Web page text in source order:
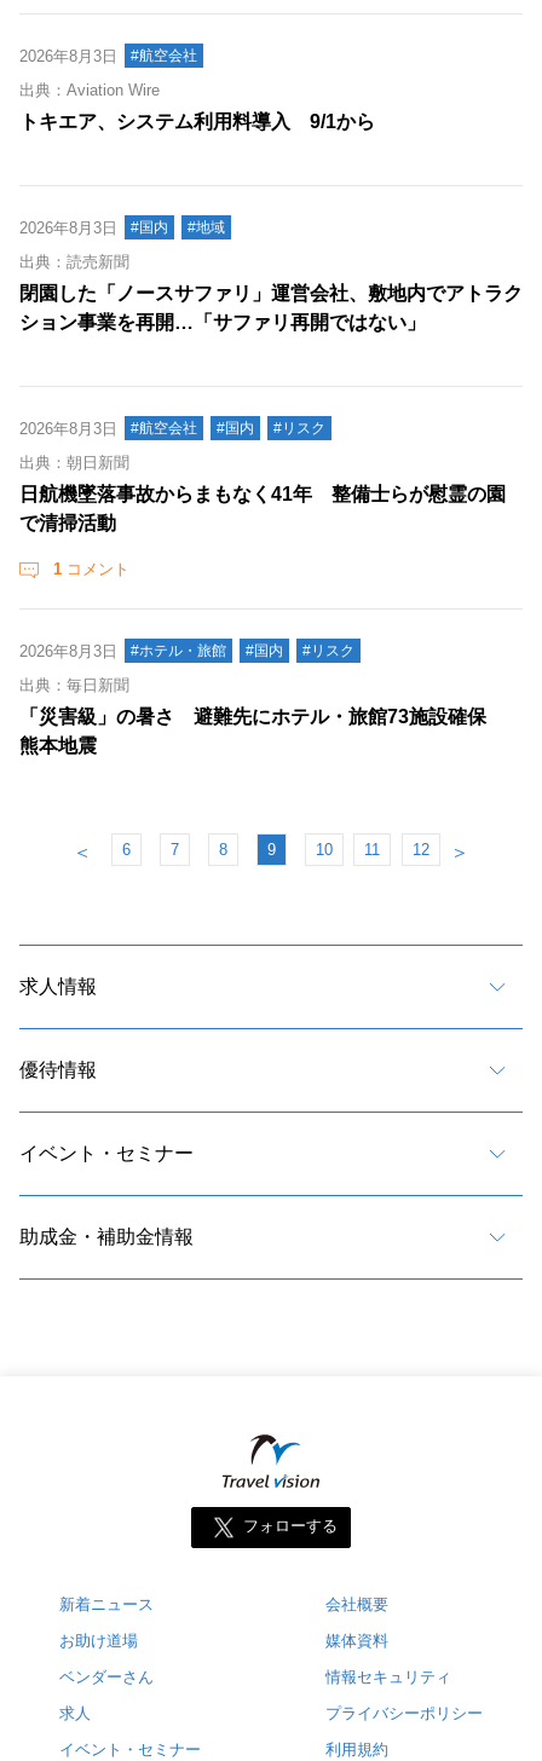
2026年8月3日 #航空会社
出典：Aviation Wire
トキエア、システム利用料導入 9/1から
2026年8月3日 #国内 #地域
出典：読売新聞
閉園した「ノースサファリ」運営会社、敷地内でアトラク
ション事業を再開…「サファリ再開ではない」
2026年8月3日 #航空会社 #国内 #リスク
出典：朝日新聞
日航機墜落事故からまもなく41年 整備士らが慰霊の園
で清掃活動
1 コメント
2026年8月3日 #ホテル・旅館 #国内 #リスク
出典：毎日新聞
「災害級」の暑さ 避難先にホテル・旅館73施設確保
熊本地震
＜ 6 7 8 9 10 11 12 ＞
求人情報
優待情報
イベント・セミナー
助成金・補助金情報
フォローする
新着ニュース
お助け道場
ベンダーさん
求人
イベント・セミナー
会社概要
媒体資料
情報セキュリティ
プライバシーポリシー
利用規約